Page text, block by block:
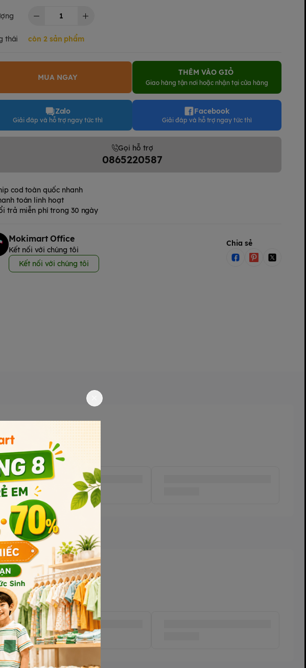
thái còn 2 sản phẩm
MUA NGAY
THÊM VÀO GIỎ
Giao hàng tận nơi hoặc nhận tại cửa hàng
Zalo
Giải đáp và hỗ trợ ngay tức thì
Facebook
Giải đáp và hỗ trợ ngay tức thì
Gọi hỗ trợ
0865220587
cod toàn quốc nhanh
toán linh hoạt
trả miễn phí trong 30 ngày
Mokimart Office
Kết nối với chúng tôi
Kết nối với chúng tôi
Chia sẻ
khúc